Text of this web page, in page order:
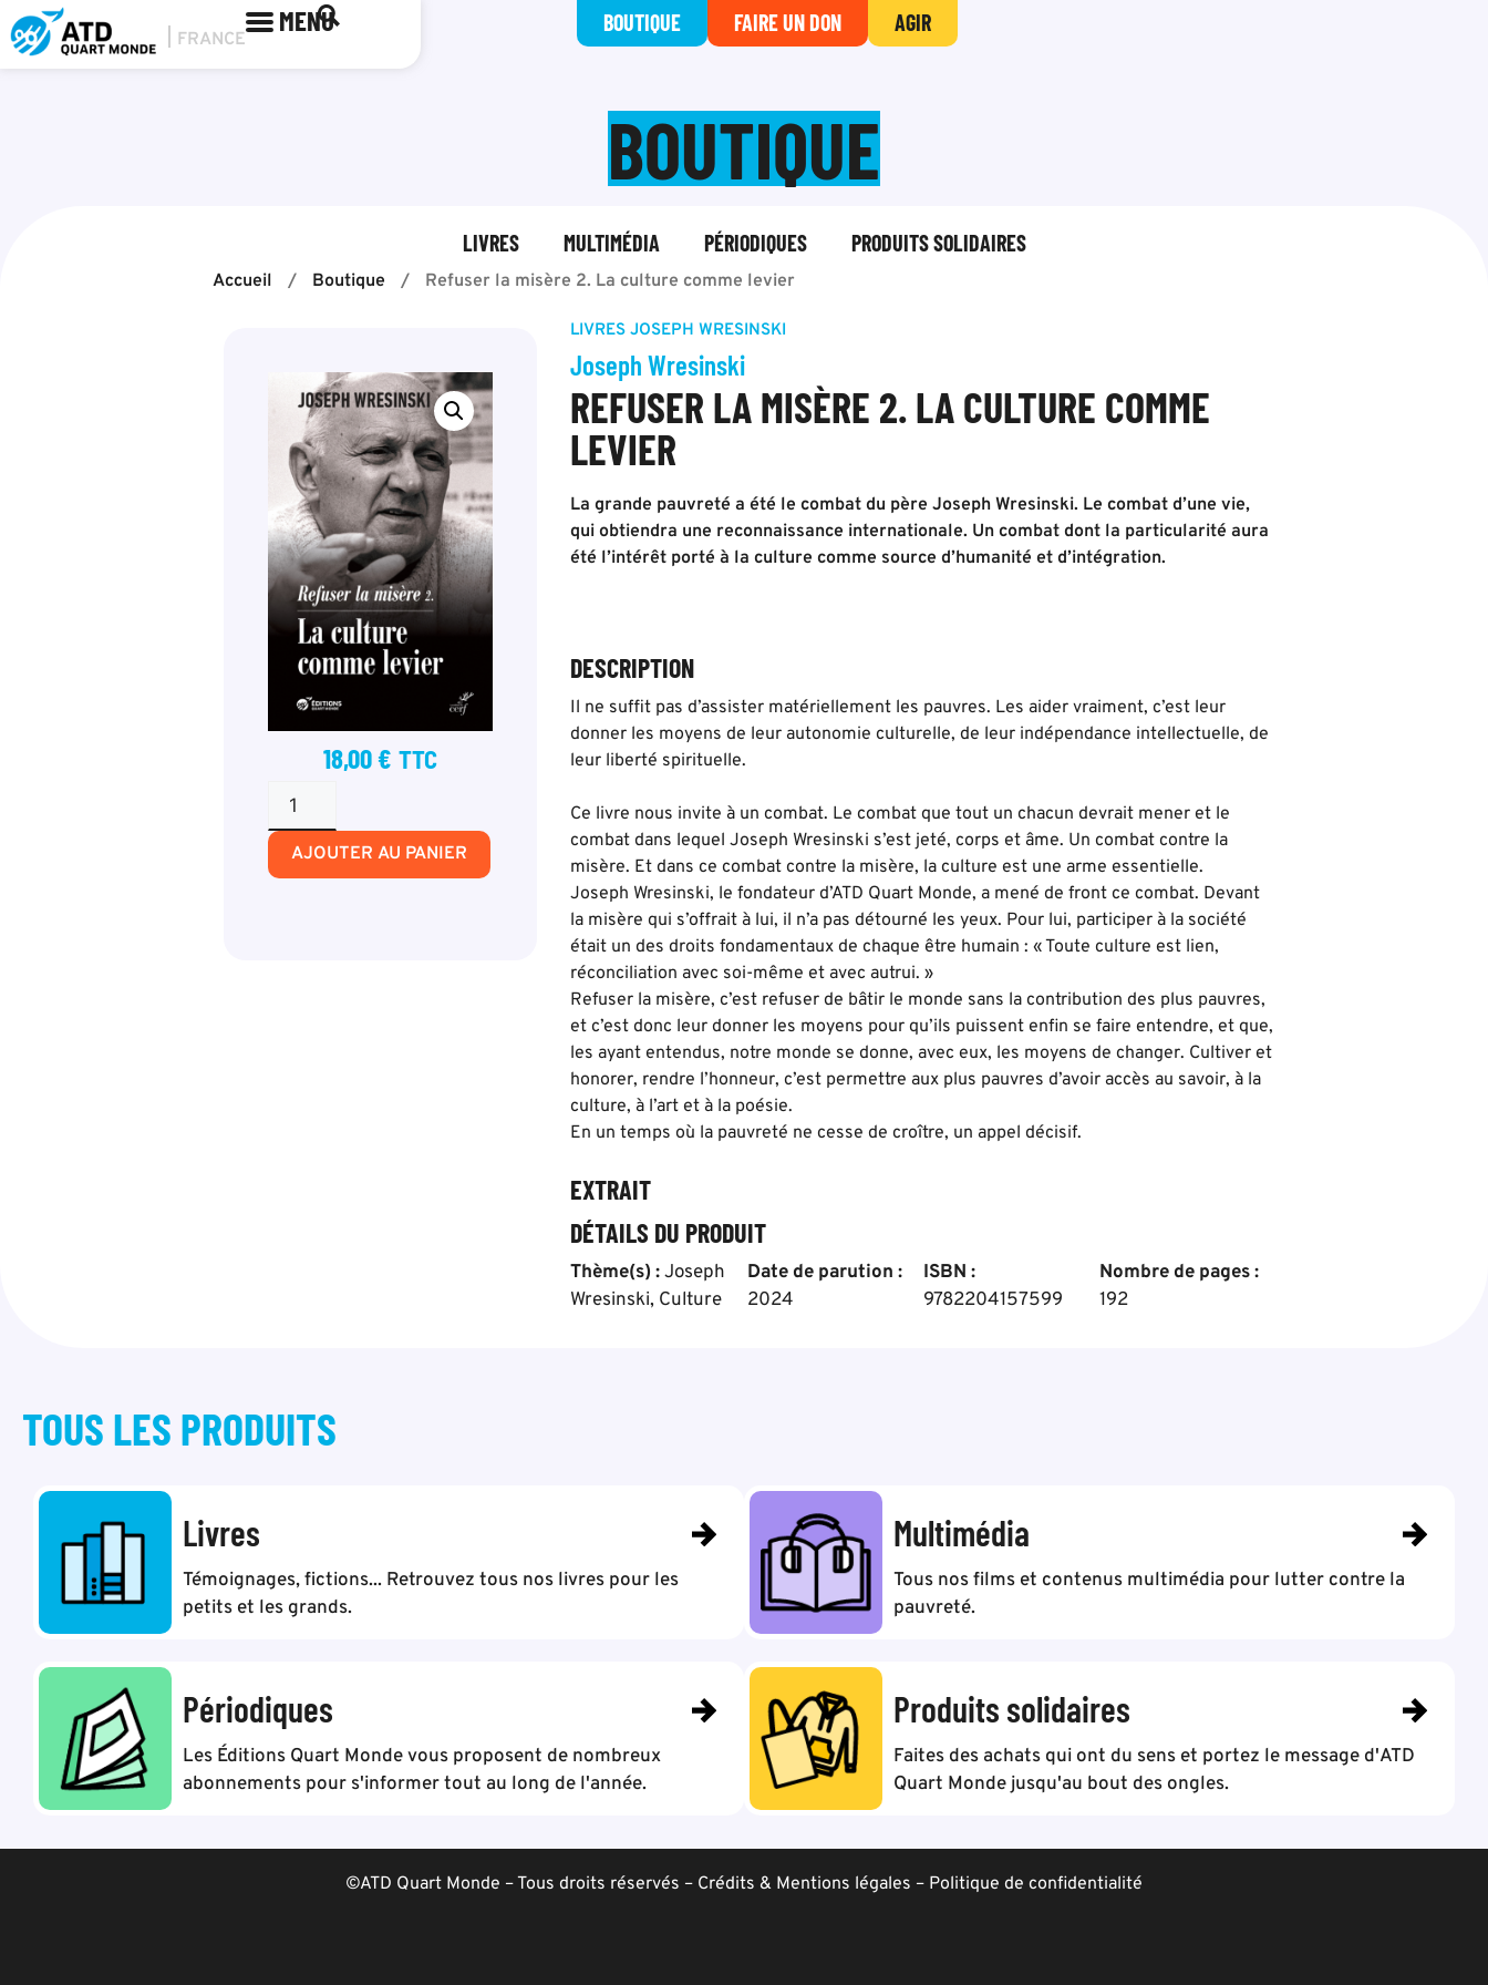
MENU BOUTIQUE FAIRE UN DON AGIR
BOUTIQUE
LIVRES MULTIMÉDIA PÉRIODIQUES PRODUITS SOLIDAIRES
Accueil / Boutique / Refuser la misère 2. La culture comme levier
18,00€ TTC
AJOUTER AU PANIER
LIVRES JOSEPH WRESINSKI
Joseph Wresinski
REFUSER LA MISÈRE 2. LA CULTURE COMME
LEVIER
La grande pauvreté a été le combat du père Joseph Wresinski. Le combat d’une vie,
qui obtiendra une reconnaissance internationale. Un combat dont la particularité aura
été l’intérêt porté à la culture comme source d’humanité et d’intégration.
DESCRIPTION
Il ne suffit pas d’assister matériellement les pauvres. Les aider vraiment, c’est leur
donner les moyens de leur autonomie culturelle, de leur indépendance intellectuelle, de
leur liberté spirituelle.
Ce livre nous invite à un combat. Le combat que tout un chacun devrait mener et le
combat dans lequel Joseph Wresinski s’est jeté, corps et âme. Un combat contre la
misère. Et dans ce combat contre la misère, la culture est une arme essentielle.
Joseph Wresinski, le fondateur d’ATD Quart Monde, a mené de front ce combat. Devant
la misère qui s’offrait à lui, il n’a pas détourné les yeux. Pour lui, participer à la société
était un des droits fondamentaux de chaque être humain : « Toute culture est lien,
réconciliation avec soi-même et avec autrui. »
Refuser la misère, c’est refuser de bâtir le monde sans la contribution des plus pauvres,
et c’est donc leur donner les moyens pour qu’ils puissent enfin se faire entendre, et que,
les ayant entendus, notre monde se donne, avec eux, les moyens de changer. Cultiver et
honorer, rendre l’honneur, c’est permettre aux plus pauvres d’avoir accès au savoir, à la
culture, à l’art et à la poésie.
En un temps où la pauvreté ne cesse de croître, un appel décisif.
EXTRAIT
DÉTAILS DU PRODUIT
Thème(s) :Joseph
Wresinski, Culture
Date de parution :
2024
ISBN :
9782204157599
Nombre de pages :
192
TOUS LES PRODUITS
Livres
Témoignages, fictions... Retrouvez tous nos livres pour les
petits et les grands.
Multimédia
Tous nos films et contenus multimédia pour lutter contre la
pauvreté.
Périodiques
Les Éditions Quart Monde vous proposent de nombreux
abonnements pour s'informer tout au long de l'année.
Produits solidaires
Faites des achats qui ont du sens et portez le message d'ATD
Quart Monde jusqu'au bout des ongles.
©ATD Quart Monde – Tous droits réservés – Crédits & Mentions légales – Politique de confidentialité